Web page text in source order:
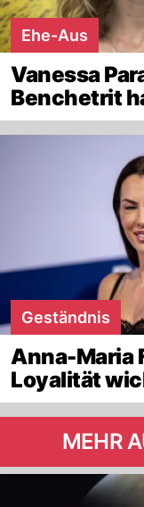
Ehe-Aus
Vanessa
Benchetrit
Geständnis
Anna-Maria
Loyalität
MEHR